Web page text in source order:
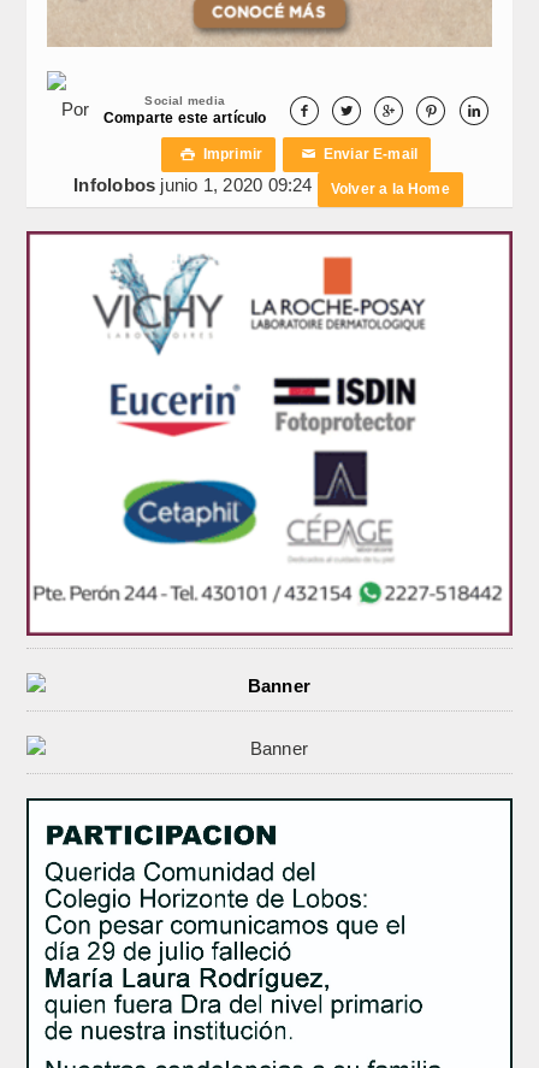
Social media
Comparte este artículo     
 Imprimir ✉ Enviar E-mail
Por
Infolobos junio 1, 2020 09:24 Volver a la Home